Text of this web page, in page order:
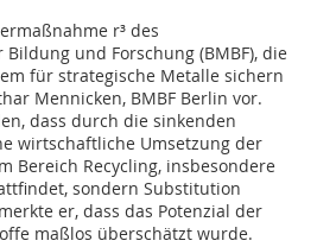
r³ des
und Forschung (BMBF), die
für strategische Metalle sichern
Mennicken, BMBF Berlin vor.
dass durch die sinkenden
wirtschaftliche Umsetzung der
Bereich Recycling, insbesondere
sondern Substitution
er, dass das Potenzial der
maßlos überschätzt wurde.